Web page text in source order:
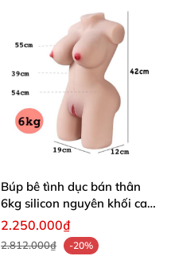
Búp bê tình dục bán thân
6kg silicon nguyên khối cao
cấp giá rẻ
2.250.000₫
2.812.000₫
-20%